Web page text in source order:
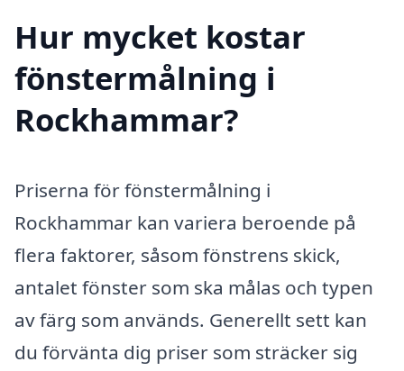
Hur mycket kostar
fönstermålning i
Rockhammar?
Priserna för fönstermålning i
Rockhammar kan variera beroende på
flera faktorer, såsom fönstrens skick,
antalet fönster som ska målas och typen
av färg som används. Generellt sett kan
du förvänta dig priser som sträcker sig